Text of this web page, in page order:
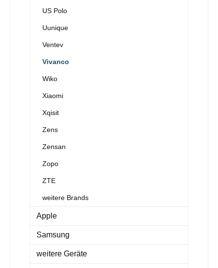
US Polo
Uunique
Ventev
Vivanco
Wiko
Xiaomi
Xqisit
Zens
Zensan
Zopo
ZTE
weitere Brands
Apple
Samsung
weitere Geräte